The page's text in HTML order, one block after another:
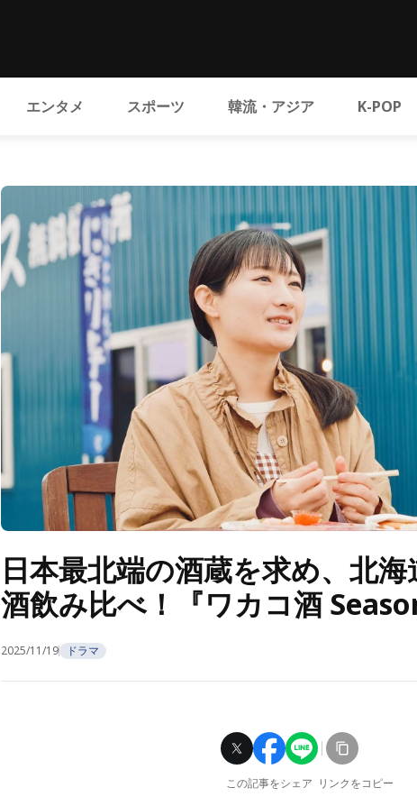
エンタメ スポーツ 韓流・アジア K-POP
日本最北端の酒蔵を求め、北
酒飲み比べ！『ワカコ酒
2025/11/19 ドラマ
この記事をシェア リンクをコピー